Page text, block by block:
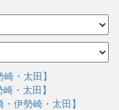
・太田】
・太田】
伊勢崎・太田】